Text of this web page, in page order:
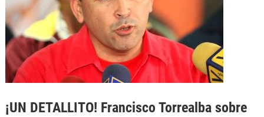
¡UN DETALLITO! Francisco Torrealba sobre